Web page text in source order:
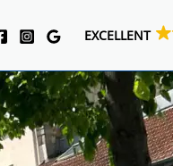
EXCELLENT